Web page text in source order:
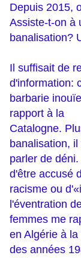
Depuis 2015,
Assiste-t-on à
banalisation?
Il suffisait de
d'information:
barbarie
rapport à la
Catalogne.
banalisation, il
parler de
d'être accusé
racisme ou
l'éventration
femmes me
en Algérie à la
des années